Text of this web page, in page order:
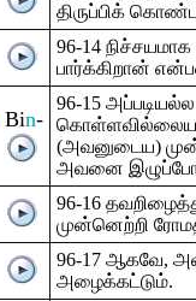
திருப்பிக்
96-14
பார்க்கிறான்
Bin-
96-15
(அவனுடைய)
அவனை
96-16
முன்னெற்றி
96-17 ஆகவே,
அழைக்கட்டும்.